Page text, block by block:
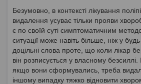
Безумовно, в контексті лікування
видалення усуває тільки прояви
є по своїй суті симптоматичним
ситуації може навіть більше, ніж у будь-
доцільні слова проте, що коли лікар
він розписується у власному безсиллі.
якщо вони сформувались, треба
іншому випадку тяжко відновити